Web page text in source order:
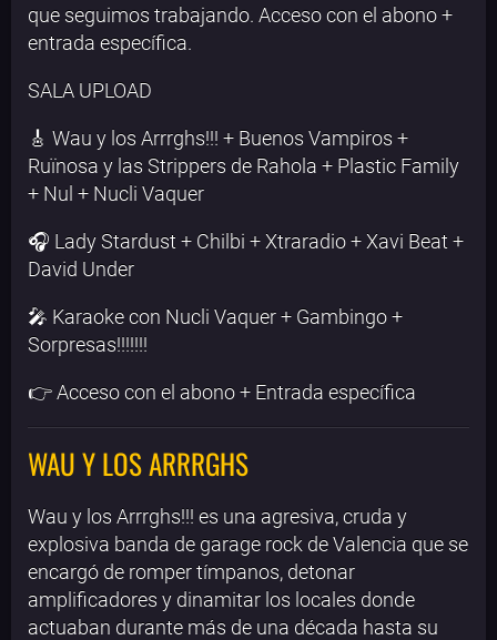
que seguimos trabajando. Acceso con el abono +
entrada específica.
SALA UPLOAD
🎸 Wau y los Arrrghs!!! + Buenos Vampiros +
Ruïnosa y las Strippers de Rahola + Plastic Family
+ Nul + Nucli Vaquer
🎧 Lady Stardust + Chilbi + Xtraradio + Xavi Beat +
David Under
🎤 Karaoke con Nucli Vaquer + Gambingo +
Sorpresas!!!!!!!
👉 ​Acceso con el abono + Entrada específica
WAU Y LOS ARRRGHS
Wau y los Arrrghs!!! es una agresiva, cruda y
explosiva banda de garage rock de Valencia que se
encargó de romper tímpanos, detonar
amplificadores y dinamitar los locales donde
actuaban durante más de una década hasta su